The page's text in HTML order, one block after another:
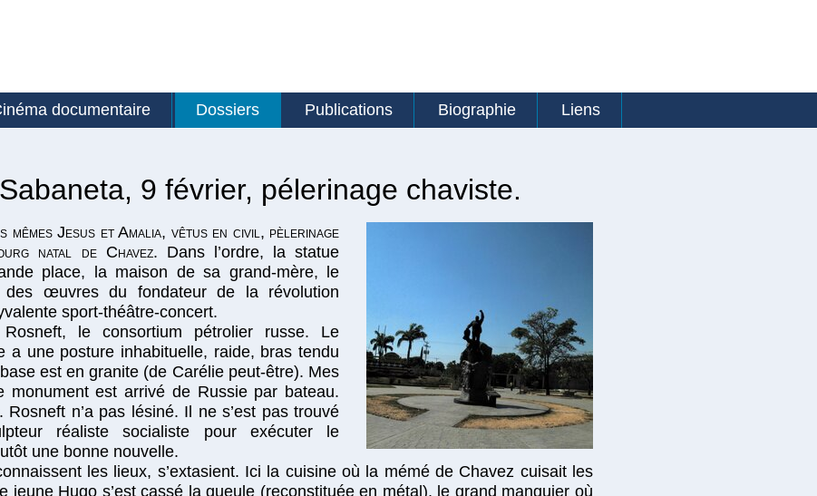
documentaire Dossiers Publications Biographie Liens
9 février, pélerinage chaviste.
mêmes Jesus et Amalia, vêtus en civil, pèlerinage
natal de Chavez. Dans l’ordre, la statue
place, la maison de sa grand-mère, le
des œuvres du fondateur de la révolution
sport-théâtre-concert.
le consortium pétrolier russe. Le
a une posture inhabituelle, raide, bras tendu
est en granite (de Carélie peut-être). Mes
monument est arrivé de Russie par bateau.
n’a pas lésiné. Il ne s’est pas trouvé
réaliste socialiste pour exécuter le
une bonne nouvelle.
les lieux, s’extasient. Ici la cuisine où la mémé de Chavez cuisait les
jeune Hugo s’est cassé la gueule (reconstituée en métal), le grand manguier où